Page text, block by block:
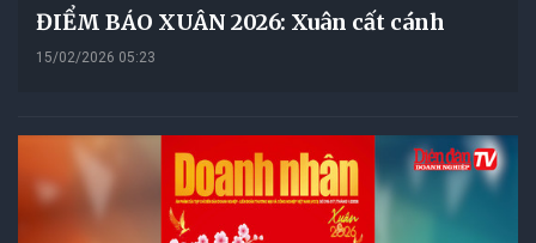
ĐIỂM BÁO XUÂN 2026: Xuân cất cánh
15/02/2026 05:23